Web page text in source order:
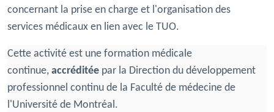
concernant la prise en charge et l'organisation des
services médicaux en lien avec le TUO.
Cette activité est une formation médicale
continue, accréditée par la Direction du développement
professionnel continu de la Faculté de médecine de
l'Université de Montréal.